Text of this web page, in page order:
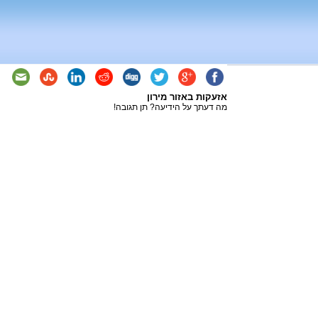
אזעקות באזור מירון
מה דעתך על הידיעה? תן תגובה!